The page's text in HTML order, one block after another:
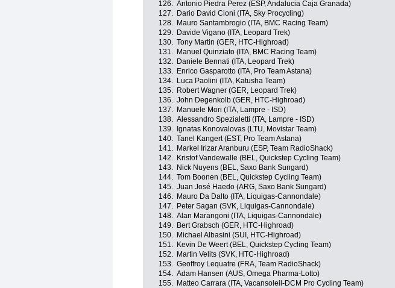
126. Antonio Piedra Perez (ESP, Andalucia Caja Granada)
127.
Dario David Cioni (ITA, Sky Procycling)
128.
Mauro Santambrogio (ITA, BMC Racing Team)
129.
Davide Vigano (ITA, Leopard Trek)
130. Tony Martin (GER, HTC-Highroad)
131.
Manuel Quinziato (ITA, BMC Racing Team)
132.
Daniele Bennati (ITA, Leopard Trek)
133.
Enrico Gasparotto (ITA, Pro Team Astana)
134.
Luca Paolini (ITA, Katusha Team)
135.
Robert Wagner (GER, Leopard Trek)
136. John Degenkolb (GER, HTC-Highroad)
137.
Manuele Mori (ITA, Lampre - ISD)
138. Alessandro Spezialetti (ITA, Lampre - ISD)
139.
Ignatas Konovalovas (LTU, Movistar Team)
140. Tanel Kangert (EST, Pro Team Astana)
141.
Markel Irizar Aranburu (ESP, Team RadioShack)
142.
Kristof Vandewalle (BEL, Quickstep Cycling Team)
143.
Nick Nuyens (BEL, Saxo Bank Sungard)
144. Tom Boonen (BEL, Quickstep Cycling Team)
145. Juan José Haedo (ARG, Saxo Bank Sungard)
146.
Mauro Da Dalto (ITA, Liquigas-Cannondale)
147.
Peter Sagan (SVK, Liquigas-Cannondale)
148. Alan Marangoni (ITA, Liquigas-Cannondale)
149.
Bert Grabsch (GER, HTC-Highroad)
150.
Michael Albasini (SUI, HTC-Highroad)
151.
Kevin De Weert (BEL, Quickstep Cycling Team)
152.
Martin Velits (SVK, HTC-Highroad)
153. Geoffroy Lequatre (FRA, Team RadioShack)
154. Adam Hansen (AUS, Omega Pharma-Lotto)
155.
Matteo Carrara (ITA, Vacansoleil-DCM Pro Cycling Team)